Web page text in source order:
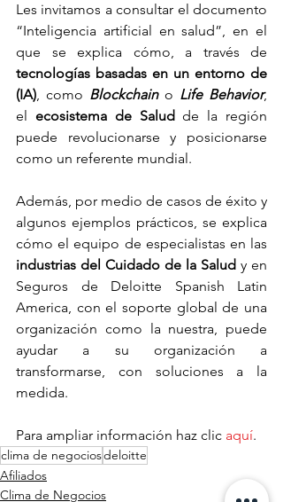
Les invitamos a consultar el documento
“Inteligencia artificial en salud”, en el
tecnologías basadas en un entorno de
(IA), como Blockchain o Life Behavior,
el ecosistema de Salud de la región
puede revolucionarse y posicionarse
como un referente mundial.
Además, por medio de casos de éxito y
algunos ejemplos prácticos, se explica
industrias del Cuidado de la Salud y en
Seguros de Deloitte Spanish Latin
America, con el soporte global de una
organización como la nuestra, puede
ayudar a su organización a
transformarse, con soluciones a la
medida.
Para ampliar información haz clic aquí.
clima de negociosdeloitte
Afiliados
Clima de Negocios